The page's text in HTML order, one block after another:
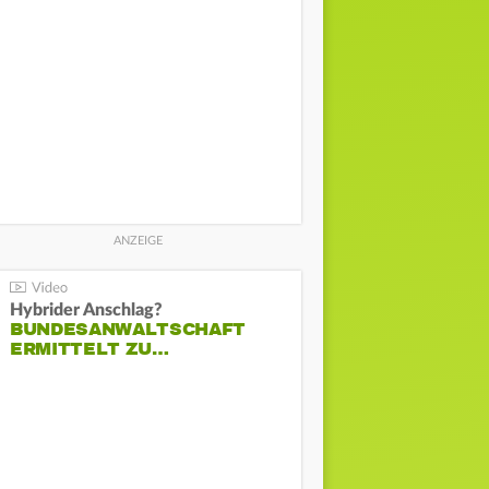
Hybrider Anschlag?
BUNDESANWALTSCHAFT
ERMITTELT ZU…